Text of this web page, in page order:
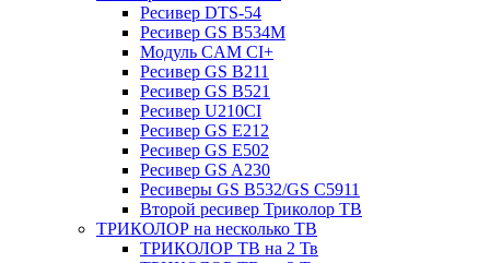
Ресивер DTS-54
Ресивер GS B534M
Модуль CAM CI+
Ресивер GS B211
Ресивер GS B521
Ресивер U210CI
Ресивер GS E212
Ресивер GS E502
Ресивер GS A230
Ресиверы GS B532/GS C5911
Второй ресивер Триколор ТВ
ТРИКОЛОР на несколько ТВ
ТРИКОЛОР ТВ на 2 Тв